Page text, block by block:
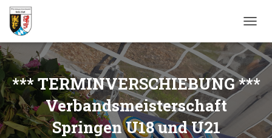
A
V
I
G
O
N
*** TERMINVERSCHIEBUNG ***
Verbandsmeisterschaft
Springen U18 und U21